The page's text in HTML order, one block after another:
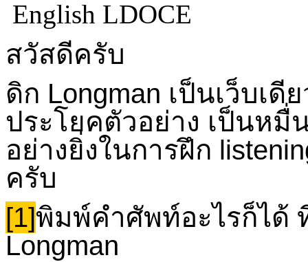
สวัสดีครับ
ดิก Longman เป็นเว็บเดี
ประโยคตัวอย่าง เป็นห
อย่างยิ่งในการฝึก
ครับ
[1]พิมพ์คำศัพท์อะไรก็ได้
Longman